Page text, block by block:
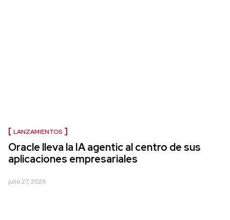
LANZAMIENTOS
Oracle lleva la IA agentic al centro de sus
aplicaciones empresariales
julio 27, 2026